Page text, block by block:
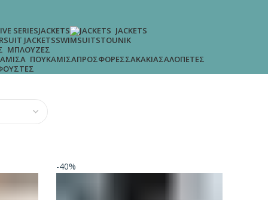
SERIESJACKETS
JACKETS
SUIT JACKETSSWIMSUITSTOUNIK
ΜΠΛΟΎΖΕΣ
ΠΟΥΚΆΜΙΣΑΠΡΟΣΦΟΡΈΣΣΑΚΆΚΙΑΣΑΛΟΠΈΤΕΣ
-40%